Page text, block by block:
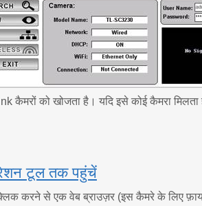
को खोजता है। यदि इसे कोई कैमरा मिलता
टूल तक पहुंचें
करने से एक वेब ब्राउज़र (इस कैमरे के लिए